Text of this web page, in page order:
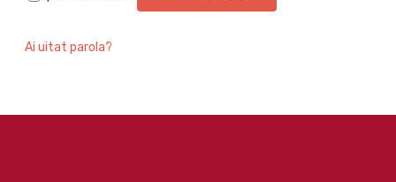
Ai uitat parola?